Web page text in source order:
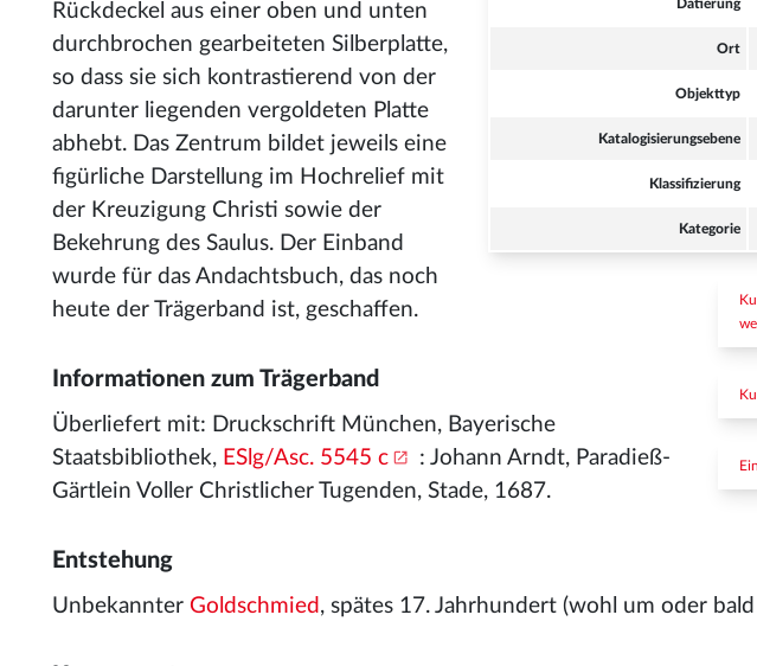
Datierung
Ort
Objekttyp
Katalogisierungsebene
Klassifizierung
Kategorie
Rückdeckel aus einer oben und unten
durchbrochen gearbeiteten Silberplatte,
so dass sie sich kontrastierend von der
darunter liegenden vergoldeten Platte
abhebt. Das Zentrum bildet jeweils eine
figürliche Darstellung im Hochrelief mit
der Kreuzigung Christi sowie der
Bekehrung des Saulus. Der Einband
wurde für das Andachtsbuch, das noch
heute der Trägerband ist, geschaffen.
Informationen zum Trägerband
Überliefert mit: Druckschrift München, Bayerische
Staatsbibliothek, ESlg/Asc. 5545 c
: Johann Arndt, Paradieß-
Gärtlein Voller Christlicher Tugenden, Stade, 1687.
Entstehung
Unbekannter Goldschmied , spätes 17. Jahrhundert (wohl um oder